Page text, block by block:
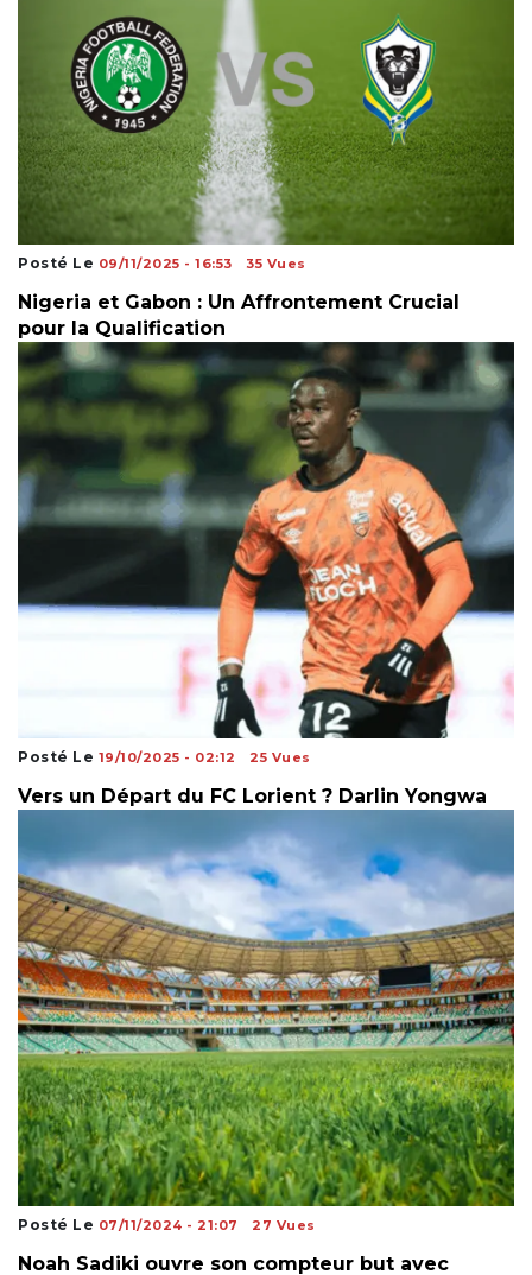
Posté Le 09/11/2025 - 16:53 35 Vues
Nigeria et Gabon : Un Affrontement Crucial
pour la Qualification
Posté Le 19/10/2025 - 02:12 25 Vues
Vers un Départ du FC Lorient ? Darlin Yongwa
Posté Le 07/11/2024 - 21:07 27 Vues
Noah Sadiki ouvre son compteur but avec